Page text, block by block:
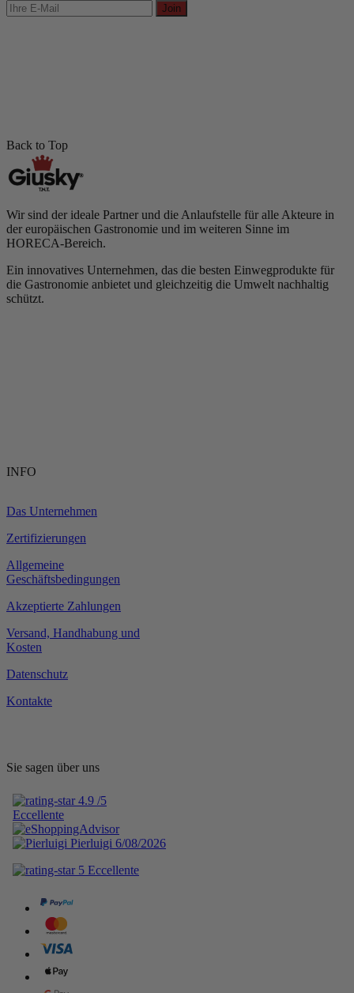
Join
Back to Top
Wir sind der ideale Partner und die Anlaufstelle für alle Akteure in
der europäischen Gastronomie und im weiteren Sinne im
HORECA-Bereich.
Ein innovatives Unternehmen, das die besten Einwegprodukte für
die Gastronomie anbietet und gleichzeitig die Umwelt nachhaltig
schützt.
INFO
Das Unternehmen
Zertifizierungen
Allgemeine
Geschäftsbedingungen
Akzeptierte Zahlungen
Versand, Handhabung und
Kosten
Datenschutz
Kontakte
Sie sagen über uns